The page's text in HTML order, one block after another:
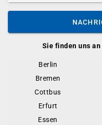
Sie finden uns
Berlin
Bremen
Cottbus
Erfurt
Essen